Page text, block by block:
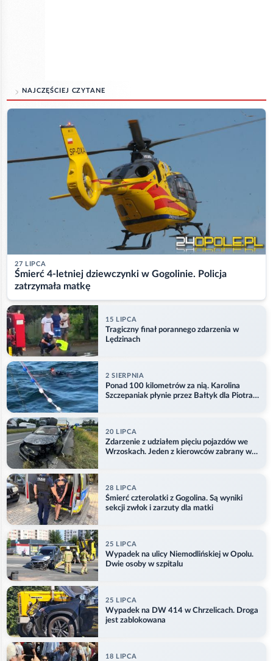
NAJCZĘŚCIEJ CZYTANE
27 LIPCA
Śmierć 4-letniej dziewczynki w Gogolinie. Policja
zatrzymała matkę
15 LIPCA
Tragiczny finał porannego zdarzenia w
Lędzinach
2 SIERPNIA
Ponad 100 kilometrów za nią. Karolina
Szczepaniak płynie przez Bałtyk dla Piotra.
20 LIPCA
Zdarzenie z udziałem pięciu pojazdów we
Wrzoskach. Jeden z kierowców zabrany w
28 LIPCA
Śmierć czterolatki z Gogolina. Są wyniki
sekcji zwłok i zarzuty dla matki
25 LIPCA
Wypadek na ulicy Niemodlińskiej w Opolu.
Dwie osoby w szpitalu
25 LIPCA
Wypadek na DW 414 w Chrzelicach. Droga
jest zablokowana
18 LIPCA